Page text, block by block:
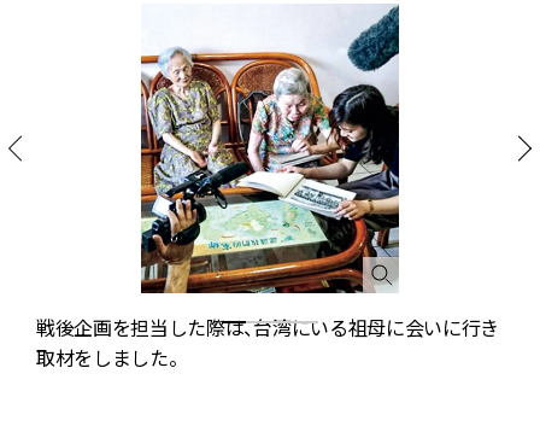
戦後企画を担当した際は、台湾にいる祖母に会いに行き
取材をしました。